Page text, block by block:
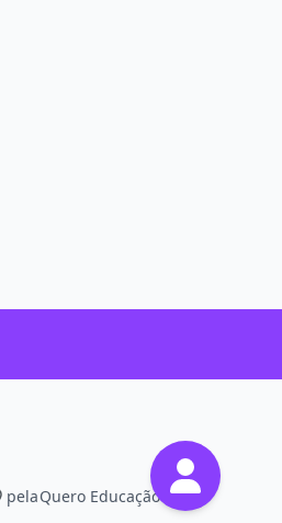
pelaQuero Educação